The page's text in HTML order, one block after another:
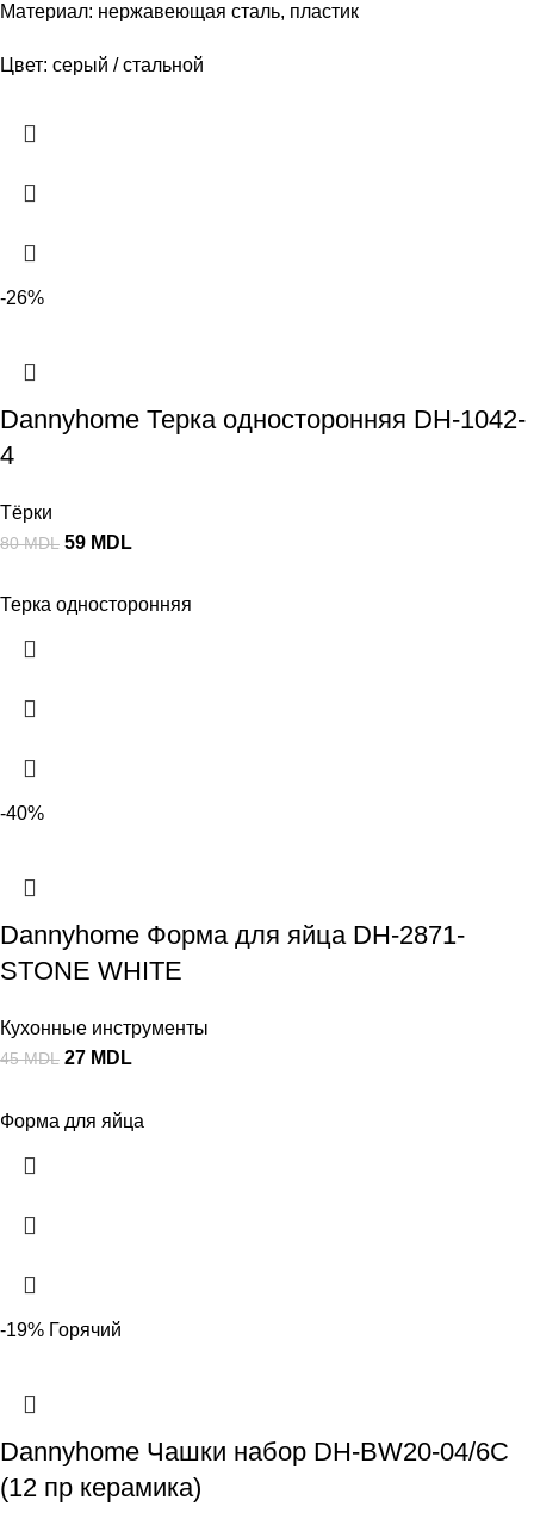
Материал: нержавеющая сталь, пластик
Цвет: серый / стальной
-26%
Dannyhome Терка односторонняя DH-1042-
4
Тёрки
80MDL 59 MDL
Терка односторонняя
-40%
Dannyhome Форма для яйца DH-2871-
STONE WHITE
Кухонные инструменты
45MDL 27 MDL
Форма для яйца
-19% Горячий
Dannyhome Чашки набор DH-BW20-04/6C
(12 пр керамика)